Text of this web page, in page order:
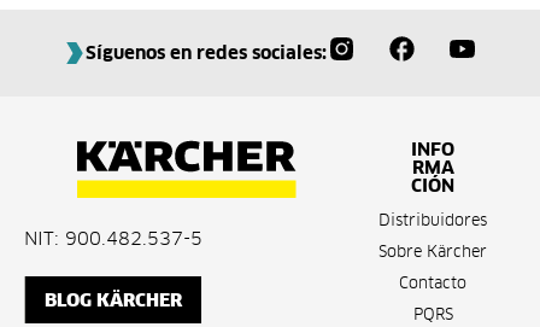
Síguenos en redes sociales:
NIT: 900.482.537-5
BLOG KÄRCHER
INFO
RMA
CIÓN
Distribuidores
Sobre Kärcher
Contacto
PQRS